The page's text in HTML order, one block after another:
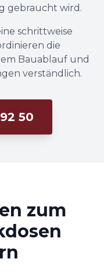
gebraucht wird.
schrittweise
die
Bauablauf und
verständlich.
50
zum